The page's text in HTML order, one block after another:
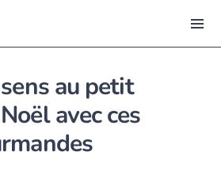
au petit
avec ces